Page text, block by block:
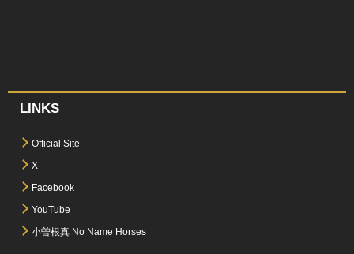
LINKS
Official Site
X
Facebook
YouTube
小曽根真 No Name Horses